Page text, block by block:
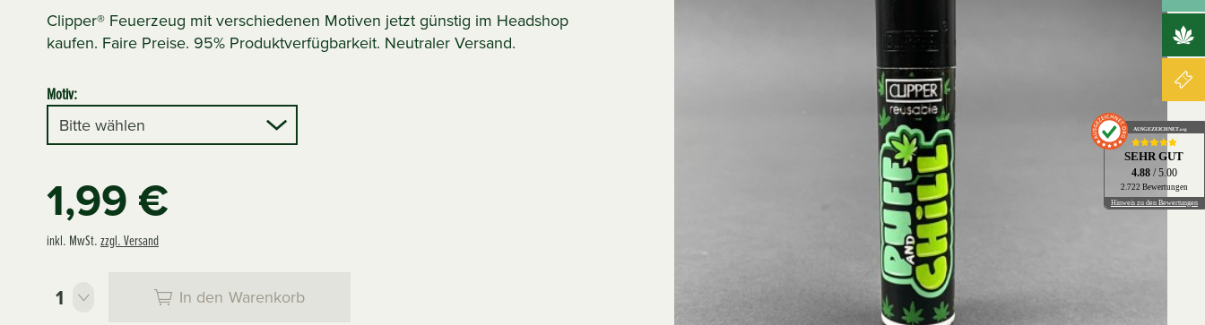
Clipper® Feuerzeug mit verschiedenen Motiven jetzt günstig im Headshop
kaufen. Faire Preise. 95% Produktverfügbarkeit. Neutraler Versand.
1,99 €
inkl. MwSt.zzgl. Versand
Motiv:
In den Warenkorb
AUSGEZEICHNET.org
SEHR GUT
4.88 / 5.00
2.722 Bewertungen
Hinweis zu den Bewertungen